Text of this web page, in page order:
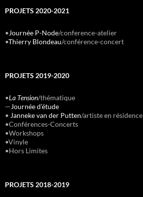
PROJETS 2020-2021
•Journée P-Node/conference-atelier
•Thierry Blondeau/conférence-concert
PROJETS 2019-2020
•La Tension/thématique
—Journée d’étude
• Janneke van der Putten/artiste en résidence
•Conférences-Concerts
•Workshops
•Vinyle
•Hors Limites
PROJETS 2018-2019